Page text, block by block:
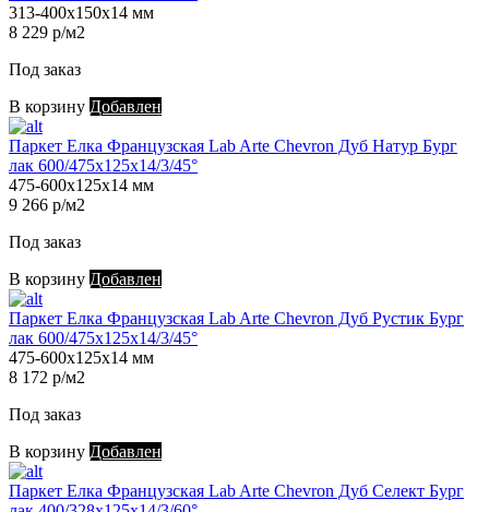
313-400х150х14 мм
8 229 р/м2
Под заказ
В корзину Добавлен
Паркет Елка Французская Lab Arte Chevron Дуб Натур Бург
лак 600/475х125х14/3/45°
475-600х125х14 мм
9 266 р/м2
Под заказ
В корзину Добавлен
Паркет Елка Французская Lab Arte Chevron Дуб Рустик Бург
лак 600/475х125х14/3/45°
475-600х125х14 мм
8 172 р/м2
Под заказ
В корзину Добавлен
Паркет Елка Французская Lab Arte Chevron Дуб Селект Бург